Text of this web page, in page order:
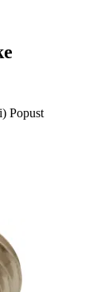
Popust